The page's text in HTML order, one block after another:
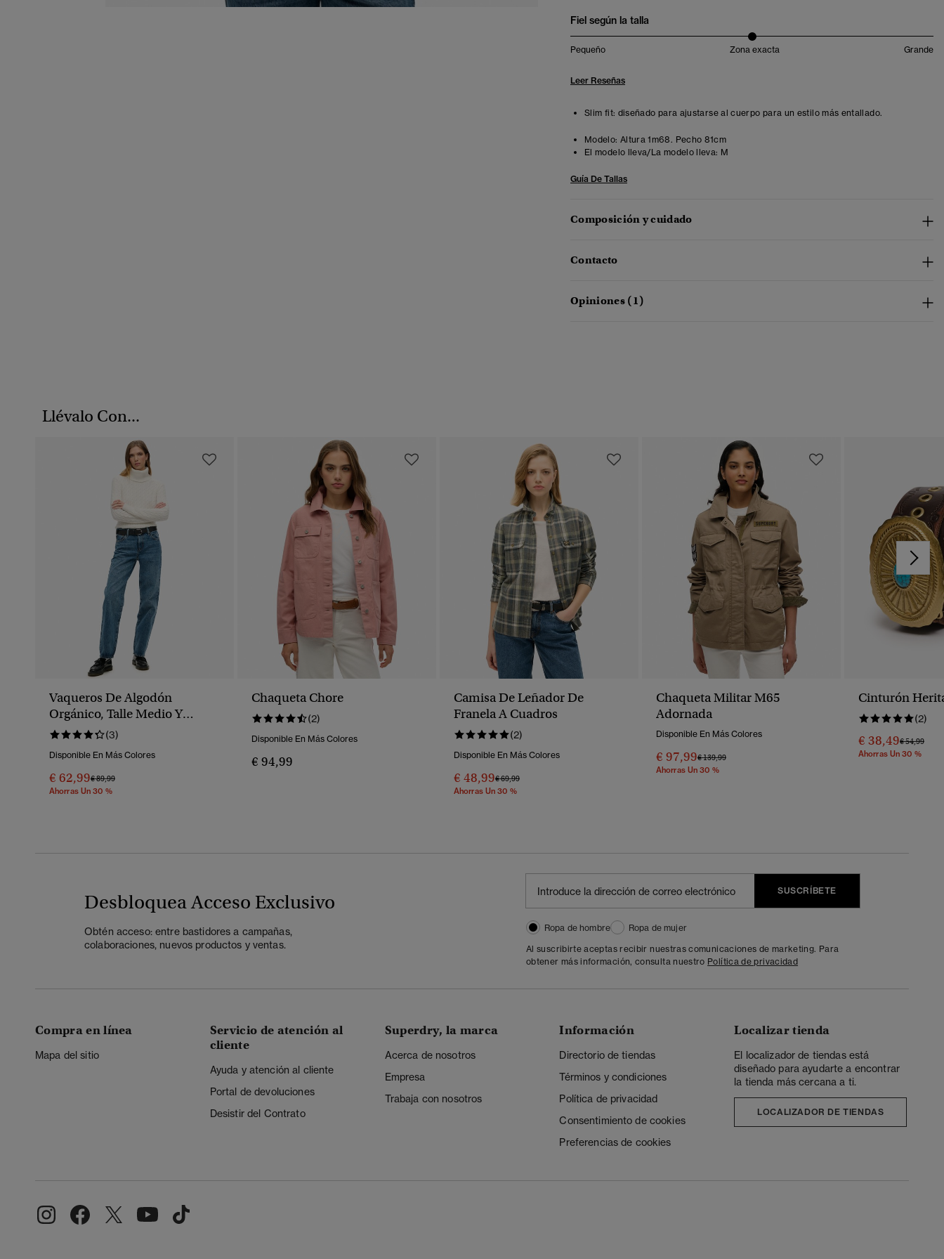
Fiel según la talla
Pequeño Zona exacta Grande
Leer Reseñas
Slim fit: diseñado para ajustarse al cuerpo para un estilo más entallado.
Modelo: Altura 1m68. Pecho 81cm
El modelo lleva/La modelo lleva: M
Guía De Tallas
Composición y cuidado
Contacto
Opiniones (1)
Llévalo Con...
Vaqueros De Algodón
Orgánico, Talle Medio Y
Pernera Ancha
(3)
Disponible En Más Colores
€ 62,99Precio Rebajado De
€ 89,99A
Ahorras Un 30 %
Chaqueta Chore
(2)
Disponible En Más Colores
€ 94,99
Camisa De Leñador De
Franela A Cuadros
(2)
Disponible En Más Colores
€ 48,99Precio Rebajado De
€ 69,99A
Ahorras Un 30 %
Chaqueta Militar M65
Adornada
Disponible En Más Colores
€ 97,99Precio Rebajado De
€ 139,99A
Ahorras Un 30 %
Cinturón
(2)
€ 38,49Precio
€ 54,99A
Ahorras Un 30 %
Desbloquea Acceso Exclusivo
Obtén acceso: entre bastidores a campañas,
colaboraciones, nuevos productos y ventas.
SUSCRÍBETE
Ropa de hombre
Ropa de mujer
Al suscribirte aceptas recibir nuestras comunicaciones de marketing. Para
obtener más información, consulta nuestro Política de privacidad
Compra en línea
Mapa del sitio
Servicio de atención al
cliente
Ayuda y atención al cliente
Portal de devoluciones
Desistir del Contrato
Superdry, la marca
Acerca de nosotros
Empresa
Trabaja con nosotros
Información
Directorio de tiendas
Términos y condiciones
Política de privacidad
Consentimiento de cookies
Preferencias de cookies
Localizar tienda
El localizador de tiendas está
diseñado para ayudarte a encontrar
la tienda más cercana a ti.
LOCALIZADOR DE TIENDAS